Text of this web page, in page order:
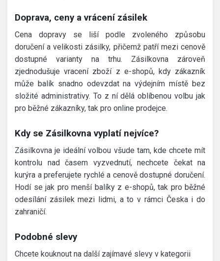
Doprava, ceny a vrácení zásilek
Cena dopravy se liší podle zvoleného způsobu
doručení a velikosti zásilky, přičemž patří mezi cenově
dostupné varianty na trhu. Zásilkovna zároveň
zjednodušuje vracení zboží z e-shopů, kdy zákazník
může balík snadno odevzdat na výdejním místě bez
složité administrativy. To z ní dělá oblíbenou volbu jak
pro běžné zákazníky, tak pro online prodejce.
Kdy se Zásilkovna vyplatí nejvíce?
Zásilkovna je ideální volbou všude tam, kde chcete mít
kontrolu nad časem vyzvednutí, nechcete čekat na
kurýra a preferujete rychlé a cenově dostupné doručení.
Hodí se jak pro menší balíky z e-shopů, tak pro běžné
odesílání zásilek mezi lidmi, a to v rámci Česka i do
zahraničí.
Podobné slevy
Chcete kouknout na další zajímavé slevy v kategorii